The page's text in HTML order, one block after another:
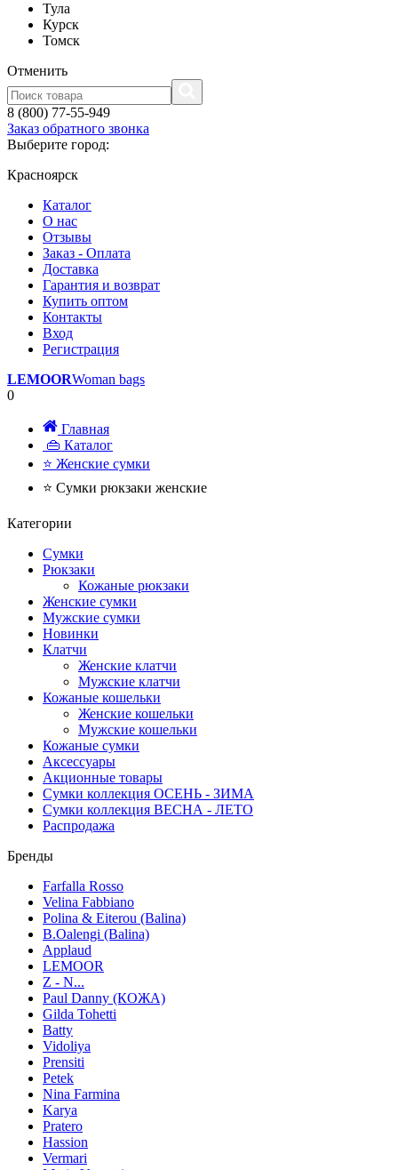
Тула
Курск
Томск
Отменить
8 (800) 77-55-949
Заказ обратного звонка
Выберите город:
Красноярск
Каталог
О нас
Отзывы
Заказ - Оплата
Доставка
Гарантия и возврат
Купить оптом
Контакты
Вход
Регистрация
LEMOORWoman bags
0
Главная
👜 Каталог
⭐ Женские сумки
⭐ Сумки рюкзаки женские
Категории
Сумки
Рюкзаки
Кожаные рюкзаки
Женские сумки
Мужские сумки
Новинки
Клатчи
Женские клатчи
Мужские клатчи
Кожаные кошельки
Женские кошельки
Мужские кошельки
Кожаные сумки
Аксессуары
Акционные товары
Сумки коллекция ОСЕНЬ - ЗИМА
Сумки коллекция ВЕСНА - ЛЕТО
Распродажа
Бренды
Farfalla Rosso
Velina Fabbiano
Polina & Eiterou (Balina)
B.Oalengi (Balina)
Applaud
LEMOOR
Z - N...
Paul Danny (КОЖА)
Gilda Tohetti
Batty
Vidoliya
Prensiti
Petek
Nina Farmina
Karya
Pratero
Hassion
Vermari